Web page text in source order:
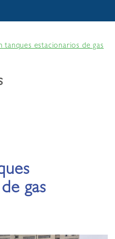
tanques estacionarios de gas
gas